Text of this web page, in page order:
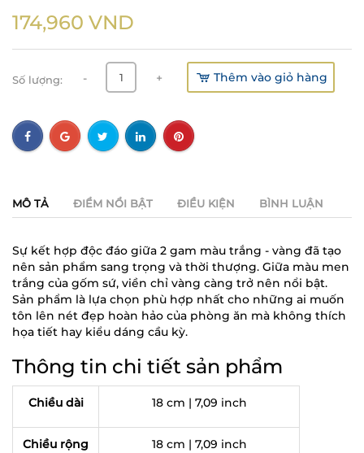
174,960 VND
Số lượng: - + Thêm vào giỏ hàng
MÔ TẢ ĐIỂM NỔI BẬT ĐIỀU KIỆN BÌNH LUẬN
Sự kết hợp độc đáo giữa 2 gam màu trắng - vàng đã tạo
nên sản phẩm sang trọng và thời thượng. Giữa màu men
trắng của gốm sứ, viền chỉ vàng càng trở nên nổi bật.
Sản phẩm là lựa chọn phù hợp nhất cho những ai muốn
tôn lên nét đẹp hoàn hảo của phòng ăn mà không thích
họa tiết hay kiểu dáng cầu kỳ.
Thông tin chi tiết sản phẩm
Chiều dài 18 cm | 7,09 inch
Chiều rộng 18 cm | 7,09 inch